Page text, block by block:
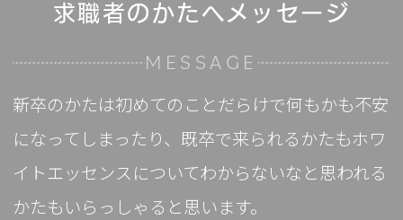
求職者のかたへメッセージ
MESSAGE
新卒のかたは初めてのことだらけで何もかも不安
になってしまったり、既卒で来られるかたもホワ
イトエッセンスについてわからないなと思われる
かたもいらっしゃると思います。